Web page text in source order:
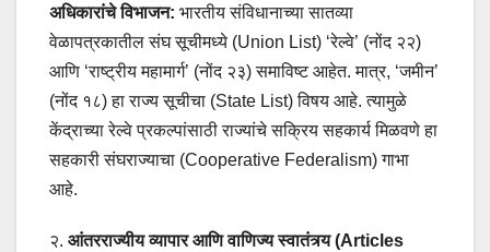
अधिकारांचे विभाजन: भारतीय संविधानाच्या सातव्या
वेळापत्रकातील संघ सूचीमध्ये (Union List) ‘रेल्वे’ (नोंद २२)
आणि ‘राष्ट्रीय महामार्ग’ (नोंद २३) समाविष्ट आहेत. मात्र, ‘जमीन’
(नोंद १८) हा राज्य सूचीचा (State List) विषय आहे. त्यामुळे
केंद्राच्या रेल्वे प्रकल्पांसाठी राज्यांचे सक्रिय सहकार्य मिळवणे हा
सहकारी संघराज्याचा (Cooperative Federalism) गाभा
आहे.
२. आंतरराज्यीय व्यापार आणि वाणिज्य स्वातंत्र्य (Articles